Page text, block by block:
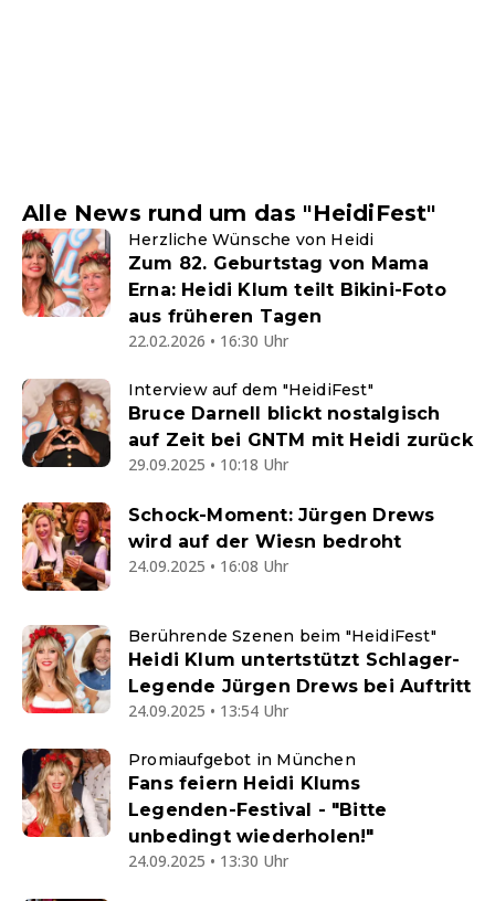
Alle News rund um das "HeidiFest"
Herzliche Wünsche von Heidi
Zum 82. Geburtstag von Mama
Erna: Heidi Klum teilt Bikini-Foto
aus früheren Tagen
22.02.2026 • 16:30 Uhr
Interview auf dem "HeidiFest"
Bruce Darnell blickt nostalgisch
auf Zeit bei GNTM mit Heidi zurück
29.09.2025 • 10:18 Uhr
Schock-Moment: Jürgen Drews
wird auf der Wiesn bedroht
24.09.2025 • 16:08 Uhr
Berührende Szenen beim "HeidiFest"
Heidi Klum untertstützt Schlager-
Legende Jürgen Drews bei Auftritt
24.09.2025 • 13:54 Uhr
Promiaufgebot in München
Fans feiern Heidi Klums
Legenden-Festival - "Bitte
unbedingt wiederholen!"
24.09.2025 • 13:30 Uhr